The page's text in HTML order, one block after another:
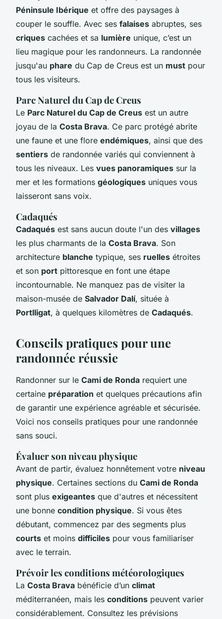
Péninsule Ibérique et offre des paysages à
couper le souffle. Avec ses falaises abruptes, ses
criques cachées et sa lumière unique, c’est un
lieu magique pour les randonneurs. La randonnée
jusqu'au phare du Cap de Creus est un must pour
tous les visiteurs.
Parc Naturel du Cap de Creus
Le Parc Naturel du Cap de Creus est un autre
joyau de la Costa Brava. Ce parc protégé abrite
une faune et une flore endémiques, ainsi que des
sentiers de randonnée variés qui conviennent à
tous les niveaux. Les vues panoramiques sur la
mer et les formations géologiques uniques vous
laisseront sans voix.
Cadaqués
Cadaqués est sans aucun doute l'un des villages
les plus charmants de la Costa Brava. Son
architecture blanche typique, ses ruelles étroites
et son port pittoresque en font une étape
incontournable. Ne manquez pas de visiter la
maison-musée de Salvador Dalí, située à
Portlligat, à quelques kilomètres de Cadaqués.
Conseils pratiques pour une
randonnée réussie
Randonner sur le Cami de Ronda requiert une
certaine préparation et quelques précautions afin
de garantir une expérience agréable et sécurisée.
Voici nos conseils pratiques pour une randonnée
sans souci.
Évaluer son niveau physique
Avant de partir, évaluez honnêtement votre niveau
physique. Certaines sections du Cami de Ronda
sont plus exigeantes que d'autres et nécessitent
une bonne condition physique. Si vous êtes
débutant, commencez par des segments plus
courts et moins difficiles pour vous familiariser
avec le terrain.
Prévoir les conditions météorologiques
La Costa Brava bénéficie d’un climat
méditerranéen, mais les conditions peuvent varier
considérablement. Consultez les prévisions